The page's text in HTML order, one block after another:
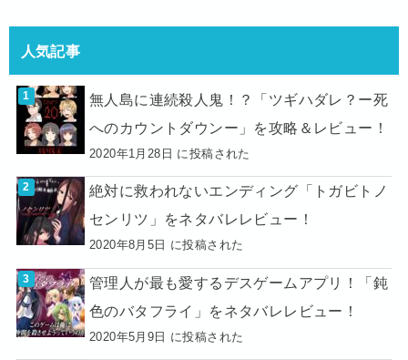
人気記事
無人島に連続殺人鬼！？「ツギハダレ？ー死
へのカウントダウンー」を攻略＆レビュー！
2020年1月28日 に投稿された
絶対に救われないエンディング「トガビトノ
センリツ」をネタバレレビュー！
2020年8月5日 に投稿された
管理人が最も愛するデスゲームアプリ！「鈍
色のバタフライ」をネタバレレビュー！
2020年5月9日 に投稿された